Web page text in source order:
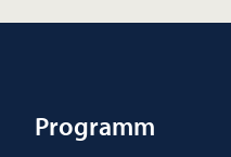
Programm